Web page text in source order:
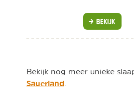
BEKIJK
Bekijk nog meer unieke
Sauerland